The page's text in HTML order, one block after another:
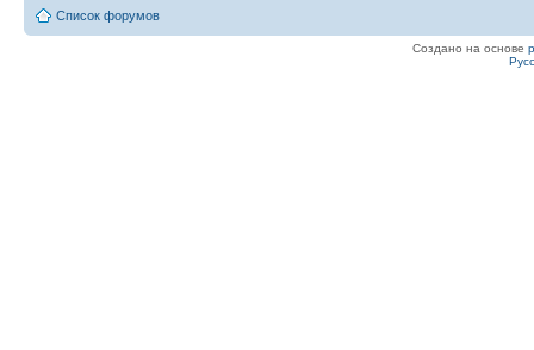
Список форумов
Создано на основе